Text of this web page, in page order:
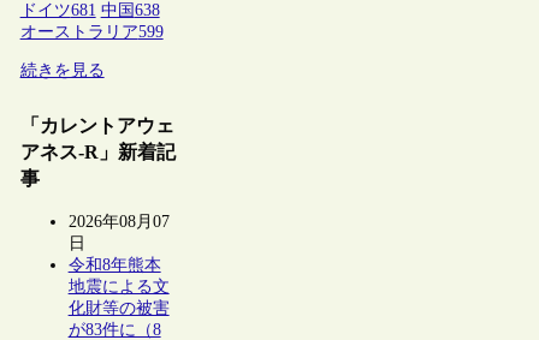
ドイツ681 中国 638
オーストラリア599
続きを見る
「カレントアウェ
アネス-R」新着記
事
2026年08月07
日
令和8年熊本
地震による文
化財等の被害
が83件に（8